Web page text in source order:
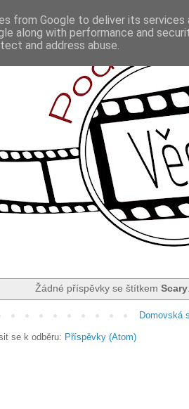
Žádné příspěvky se štítkemScary.
Domovská
se k odběru: Příspěvky (Atom)
from Google to deliver its
along with performance and
and address abuse.